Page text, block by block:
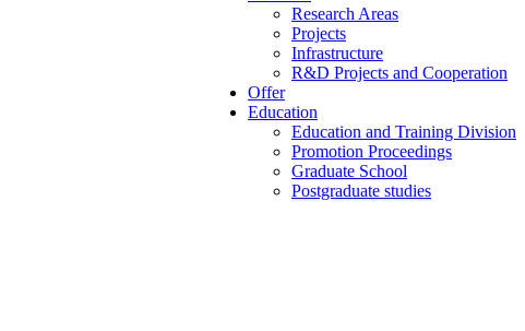
Research Areas
Projects
Infrastructure
R&D Projects and Cooperation
Offer
Education
Education and Training Division
Promotion Proceedings
Graduate School
Postgraduate studies